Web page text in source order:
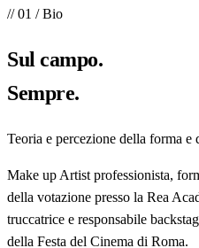
// 01 / Bio
Sulcampo.
Sempre.
Teoria e percezione della forma e
Make up Artist professionista,
della votazione presso la Rea
truccatrice e responsabile
della Festa del Cinema di Roma.